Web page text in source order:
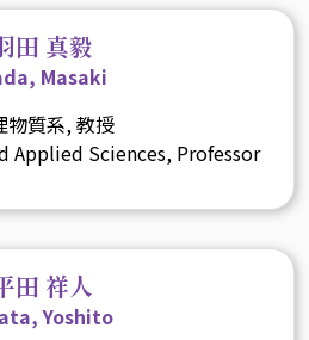
田 真毅
Masaki
物質系, 教授
Applied Sciences, Professor
田 祥人
Yoshito